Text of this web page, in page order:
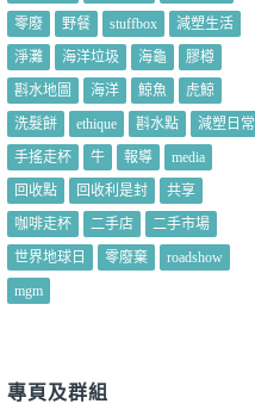
零廢
野餐 stuffbox
減塑生活
淨灘
海洋垃圾 海龜
膠樽
斟水地圖
海洋 鯨魚
虎鯨
洗髮餅
ethique 斟水點
減塑日常
手搖走杯
牛 報導
media
回收點
回收利是封
共享
咖啡走杯
二手店
二手市場
世界地球日
零廢棄
roadshow
mgm
專頁及群組